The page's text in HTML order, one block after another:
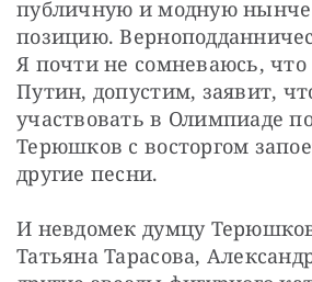
публичную и модную нынче
позицию.
Я почти не сомневаюсь, что
Путин, допустим, заявит,
участвовать в Олимпиаде
Терюшков с восторгом
другие песни.
И невдомек думцу
Татьяна Тарасова,